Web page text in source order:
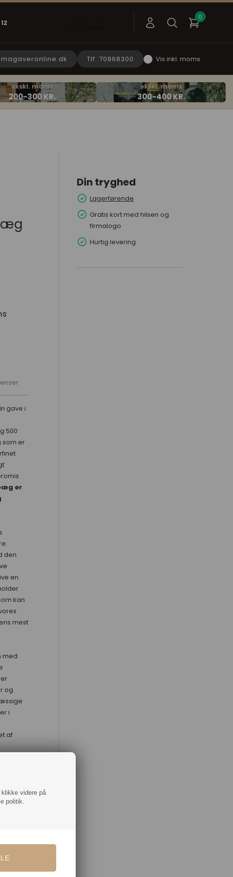
videre på
politik.
Tlf. 70868300 Vis inkl. moms
gave i
500
som er
er
den
en
kan
mest
med
og
i
af
15
Din tryghed
Lagerførende
Gratis kort med hilsen og
firmalogo
Hurtig levering